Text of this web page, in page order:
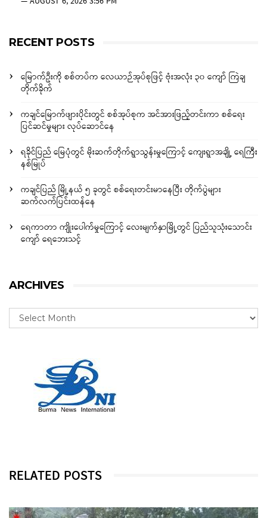
RECENT POSTS
မြောက်ဦးကို စစ်တပ်က လေယာဉ်အုပ်စုဖြင့် ဗုံးအလုံး ၃၀ ကျော် ကြဲချ
တိုက်ခိုက်
ကချင်မြောက်ဖျားပိုင်းတွင် စစ်အုပ်စုက အင်အားဖြည့်တင်းကာ စစ်ရေး
ပြင်ဆင်မှုများ လုပ်ဆောင်နေ
ရခိုင်ပြည် မြေပုံတွင် မိုးဆက်တိုက်ရွာသွန်းမှုကြောင့် ကျေးရွာအချို့ ရေကြီး
နစ်မြုပ်
ကချင်ပြည် မြို့နယ် ၅ ခုတွင် စစ်ရေးတင်းမာနေပြီး တိုက်ပွဲများ
ဆက်လက်ပြင်းထန်နေ
ရေကာတာ ကျိုးပေါက်မှုကြောင့် လေးမျက်နှာမြို့တွင် ပြည်သူသုံးသောင်း
ကျော် ရေဘေးသင့်
ARCHIVES
RELATED POSTS